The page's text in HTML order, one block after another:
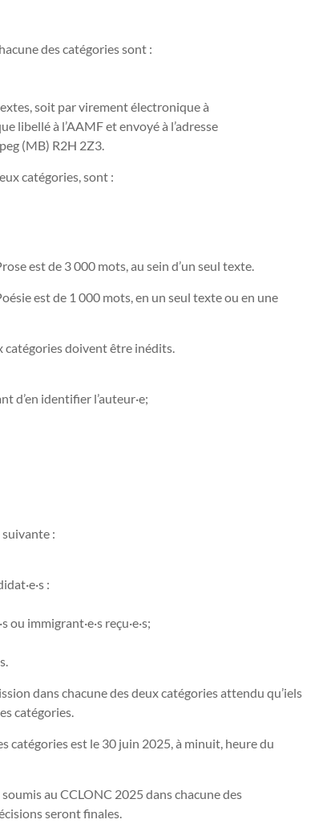
des catégories sont :
soit par virement électronique à
libellé à l’AAMF et envoyé à l’adresse
(MB) R2H 2Z3.
catégories, sont :
est de 3 000 mots, au sein d’un seul texte.
est de 1 000 mots, en un seul texte ou en une
catégories doivent être inédits.
d’en identifier l’auteur·e;
suivante :
:
ou immigrant·e·s reçu·e·s;
dans chacune des deux catégories attendu qu’iels
catégories.
catégories est le 30 juin 2025, à minuit, heure du
au CCLONC 2025 dans chacune des
seront finales.